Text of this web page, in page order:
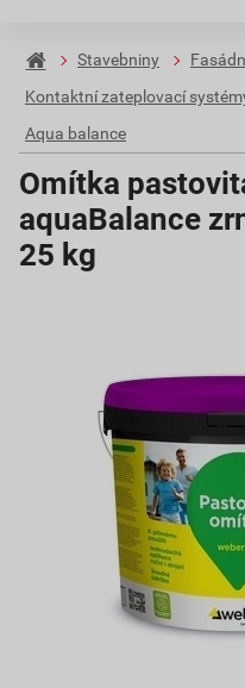
Stavebniny
Kontaktní zateplovací
Aqua balance
Omítka
aquaBalance
25 kg